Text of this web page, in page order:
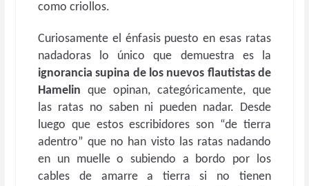
como criollos.
Curiosamente el énfasis puesto en esas ratas
nadadoras lo único que demuestra es la
ignorancia supina de los nuevos flautistas de
Hamelin que opinan, categóricamente, que
las ratas no saben ni pueden nadar. Desde
luego que estos escribidores son “de tierra
adentro” que no han visto las ratas nadando
en un muelle o subiendo a bordo por los
cables de amarre a tierra si no tienen